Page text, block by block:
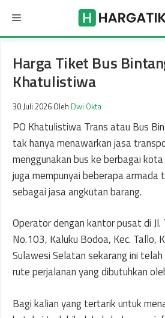
isi
Menu
Harga Tiket Bus
Khatulistiwa
30 Juli 2026 Oleh Dwi Okta
PO Khatulistiwa Trans atau Bus
tak hanya menawarkan jasa
menggunakan bus ke berbagai
juga mempunyai beberapa armada
sebagai jasa angkutan barang.
Operator dengan kantor pusat di Jl.
No.103, Kaluku Bodoa, Kec. Tallo,
Sulawesi Selatan sekarang ini
rute perjalanan yang dibutuhkan
Bagi kalian yang tertarik untuk